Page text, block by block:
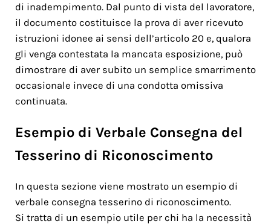
di inadempimento. Dal punto di vista del lavoratore,
il documento costituisce la prova di aver ricevuto
istruzioni idonee ai sensi dell’articolo 20 e, qualora
gli venga contestata la mancata esposizione, può
dimostrare di aver subito un semplice smarrimento
occasionale invece di una condotta omissiva
continuata.
Esempio di Verbale Consegna del
Tesserino di Riconoscimento
In questa sezione viene mostrato un esempio di
verbale consegna tesserino di riconoscimento.
Si tratta di un esempio utile per chi ha la necessità